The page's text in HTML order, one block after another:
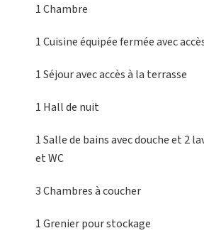
1 Chambre
1 Cuisine équipéefermée avec
1 Séjouravec accès à la terrasse
1 Hallde nuit
1 Salle de bainsavec douche et 2
et WC
3 Chambresà coucher
1 Grenierpour stockage